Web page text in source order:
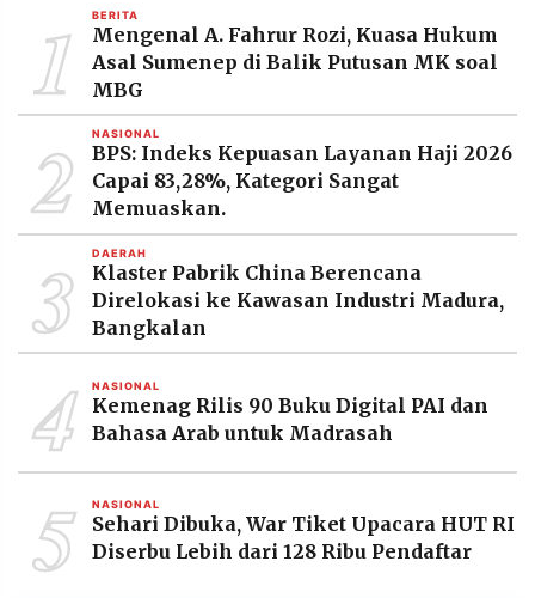
1 BERITA
Mengenal A. Fahrur Rozi, Kuasa Hukum
Asal Sumenep di Balik Putusan MK soal
MBG
2 NASIONAL
BPS: Indeks Kepuasan Layanan Haji 2026
Capai 83,28%, Kategori Sangat
Memuaskan.
3 DAERAH
Klaster Pabrik China Berencana
Direlokasi ke Kawasan Industri Madura,
Bangkalan
4 NASIONAL
Kemenag Rilis 90 Buku Digital PAI dan
Bahasa Arab untuk Madrasah
5 NASIONAL
Sehari Dibuka, War Tiket Upacara HUT RI
Diserbu Lebih dari 128 Ribu Pendaftar